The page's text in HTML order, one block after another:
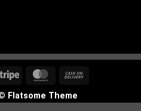
Stripe MasterCard
Delivery
Flatsome Theme